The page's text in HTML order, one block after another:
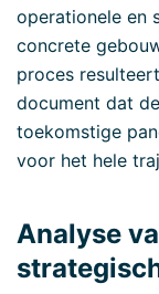
operationele en
concrete
proces
document dat
toekomstige
voor het hele
Analyse